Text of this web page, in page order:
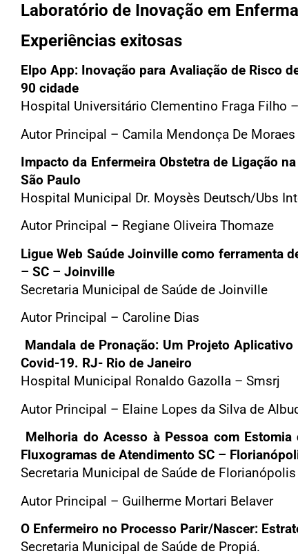
Laboratório de Inovação em
Experiências exitosas
Elpo App: Inovação para Avaliação de Risco
90 cidade
Hospital Universitário Clementino Fraga Filho
Autor Principal – Camila Mendonça De Moraes
Impacto da Enfermeira Obstetra de Ligação
São Paulo
Hospital Municipal Dr. Moysès Deutsch/Ubs
Autor Principal – Regiane Oliveira Thomaze
Ligue Web Saúde Joinville como ferramenta
– SC – Joinville
Secretaria Municipal de Saúde de Joinville
Autor Principal – Caroline Dias
Mandala de Pronação: Um Projeto
Covid-19. RJ- Rio de Janeiro
Hospital Municipal Ronaldo Gazolla – Smsrj
Autor Principal – Elaine Lopes da Silva de
Melhoria do Acesso à Pessoa com
Fluxogramas de Atendimento SC –
Secretaria Municipal de Saúde de Florianópolis
Autor Principal – Guilherme Mortari Belaver
O Enfermeiro no Processo Parir/Nascer:
Secretaria Municipal de Saúde de Propiá.